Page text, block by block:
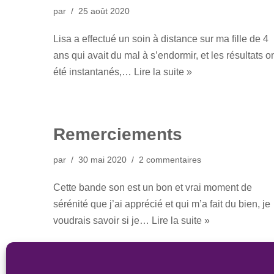
par 25 août 2020
Lisa a effectué un soin à distance sur ma fille de 4
ans qui avait du mal à s’endormir, et les résultats
été instantanés,… Lire la suite »
Remerciements
par 30 mai 2020 2 commentaires
Cette bande son est un bon et vrai moment de
sérénité que j’ai apprécié et qui m’a fait du bien, je
voudrais savoir si je… Lire la suite »